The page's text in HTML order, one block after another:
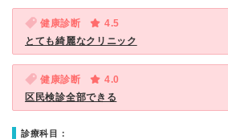
健康診断
4.5
とても綺麗なクリニック
健康診断
4.0
区民検診全部できる
診療科目：